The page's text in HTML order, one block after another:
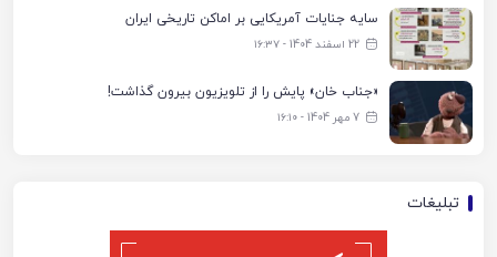
سایه جنایات آمریکایی بر اماکن تاریخی ایران
22 اسفند 1404 - ۱۶:۳۷
«جناب خان» پایش را از تلویزیون بیرون گذاشت!
7 مهر 1404 - ۱۶:۱۰
تبلیغات